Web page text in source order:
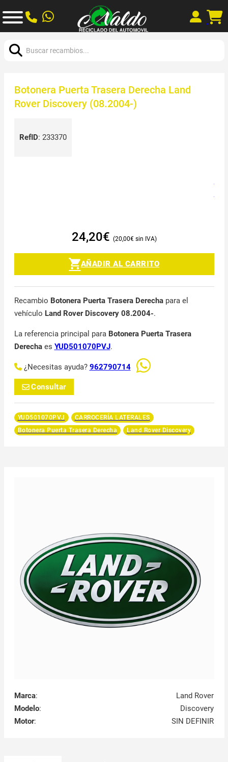
Botonera Puerta Trasera Derecha Land
Rover Discovery (08.2004-)
RefID: 233370
24,20€ 20,00€
AÑADIR AL CARRITO
Recambio Botonera Puerta Trasera Derechapara el
vehículo Land Rover Discovery 08.2004-.
La referencia principal para Botonera Puerta Trasera
Derechaes YUD501070PVJ.
¿Necesitas ayuda? 962790714
Consultar
YUD501070PVJ
CARROCERÍA LATERALES
Botonera Puerta Trasera Derecha
Land Rover Discovery
Marca:
Land Rover
Modelo:
Discovery
Motor: SIN DEFINIR